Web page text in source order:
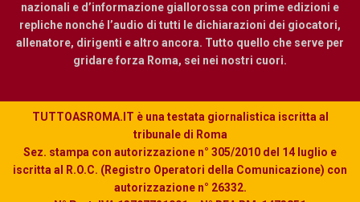
nazionali e d’informazione giallorossa con prime edizioni e
repliche nonché l’audio di tutti le dichiarazioni dei giocatori,
allenatore, dirigenti e altro ancora. Tutto quello che serve per
gridare forza Roma, sei nei nostri cuori.
TUTTOASROMA.IT è una testata giornalistica iscritta al
tribunale di Roma
Sez. stampa con autorizzazione n° 305/2010 del 14 luglio e
iscritta al R.O.C. (Registro Operatori della Comunicazione) con
autorizzazione n° 26332.